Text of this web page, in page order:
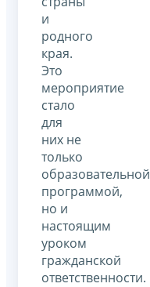
и
родного
края.
Это
мероприятие
стало
для
них не
только
образовательной
программой,
но и
настоящим
уроком
гражданской
ответственности.